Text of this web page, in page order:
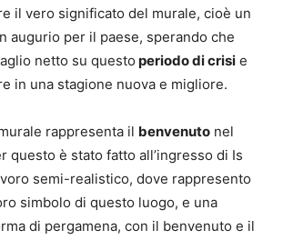
il vero significato del murale, cioè un
augurio per il paese, sperando che
netto su questo periodo di crisi e
in una stagione nuova e migliore.
rappresenta il benvenuto nel
questo è stato fatto all’ingresso di Is
semi-realistico, dove rappresento
simbolo di questo luogo, e una
di pergamena, con il benvenuto e il